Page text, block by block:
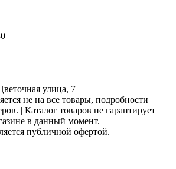
улица, 7
не на все товары, подробности
| Каталог товаров не гарантирует
в данный момент.
публичной офертой.